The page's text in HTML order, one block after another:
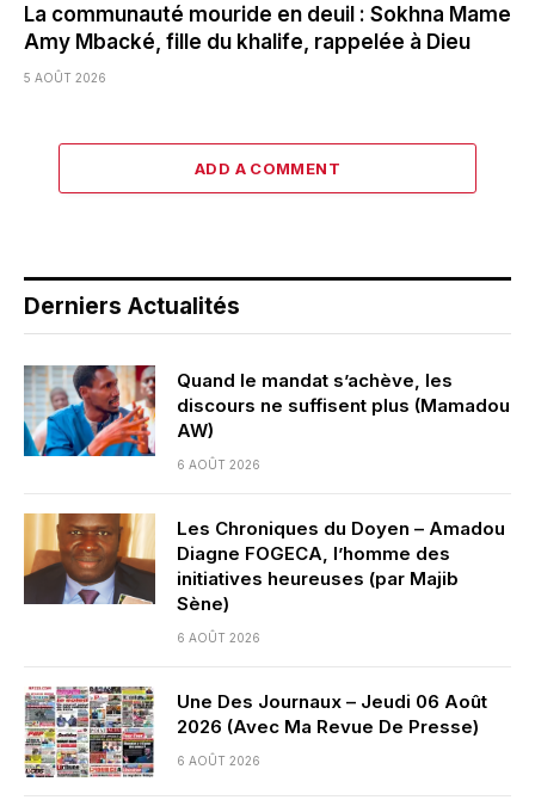
La communauté mouride en deuil : Sokhna Mame
Amy Mbacké, fille du khalife, rappelée à Dieu
5 AOÛT 2026
ADD A COMMENT
Derniers Actualités
Quand le mandat s’achève, les
discours ne suffisent plus (Mamadou
AW)
6 AOÛT 2026
Les Chroniques du Doyen – Amadou
Diagne FOGECA, l’homme des
initiatives heureuses (par Majib
Sène)
6 AOÛT 2026
Une Des Journaux – Jeudi 06 Août
2026 (Avec Ma Revue De Presse)
6 AOÛT 2026